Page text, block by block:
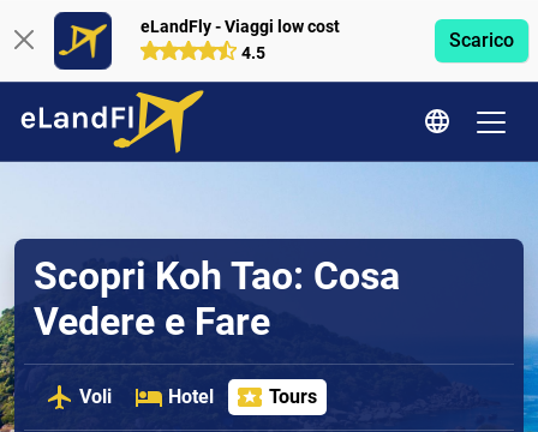
eLandFly - Viaggi low cost
4.5
Scarico
Scopri Koh Tao: Cosa
Vedere e Fare
Voli Hotel Tours